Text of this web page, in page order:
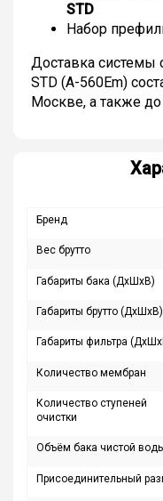
STD
Набор
Доставка системы
STD (A-560Em)
Москве, а также
Бренд
Вес брутто
Габариты бака (ДхШхВ)
Габариты брутто (ДхШхВ)
Габариты фильтра
Количество мембран
Количество ступеней
очистки
Объём бака чистой
Присоединительный